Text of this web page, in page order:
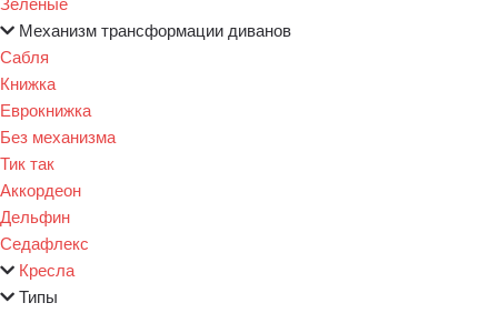
Механизм трансформации диванов
Сабля
Книжка
Еврокнижка
Без механизма
Тик так
Аккордеон
Дельфин
Седафлекс
Кресла
Типы